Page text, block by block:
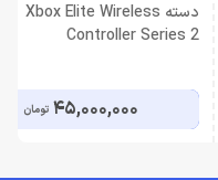
دسته Xbox Elite Wireless
Controller Series 2
45,000,000 تومان